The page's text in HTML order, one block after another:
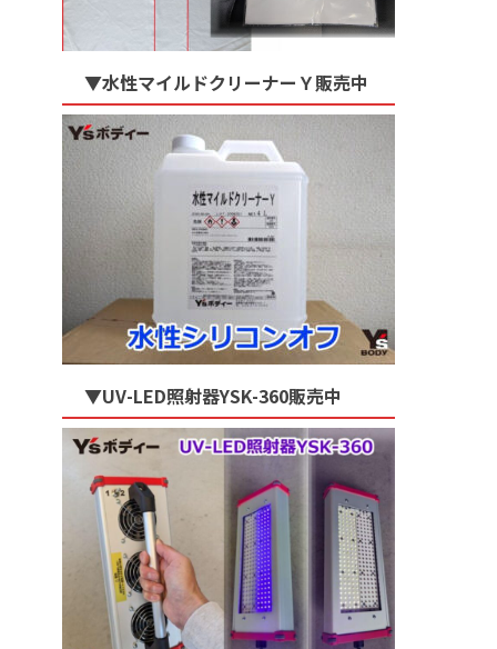
▼水性マイルドクリーナーＹ販売中
▼UV-LED照射器YSK-360販売中